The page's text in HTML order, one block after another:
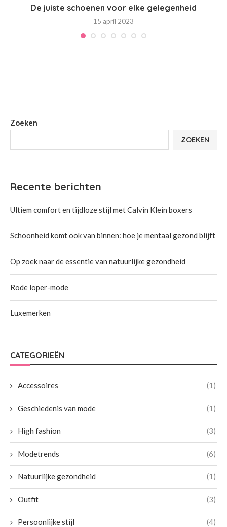
De juiste schoenen voor elke gelegenheid
15 april 2023
Zoeken
ZOEKEN
Recente berichten
Ultiem comfort en tijdloze stijl met Calvin Klein boxers
Schoonheid komt ook van binnen: hoe je mentaal gezond blijft
Op zoek naar de essentie van natuurlijke gezondheid
Rode loper-mode
Luxemerken
CATEGORIEËN
Accessoires (1)
Geschiedenis van mode (1)
High fashion (3)
Modetrends (6)
Natuurlijke gezondheid (1)
Outfit (3)
Persoonlijke stijl (4)